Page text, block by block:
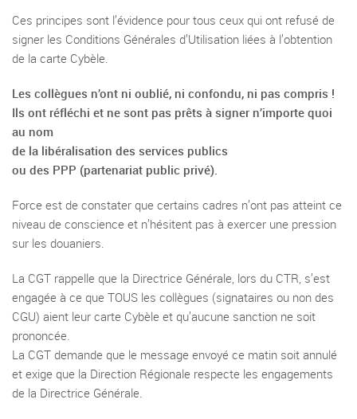
Ces principes sont l’évidence pour tous ceux qui ont refusé de
signer les Conditions Générales d’Utilisation liées à l’obtention
de la carte Cybèle.
Les collègues n’ont ni oublié, ni confondu, ni pas compris !
Ils ont réfléchi et ne sont pas prêts à signer n’importe quoi
au nom
de la libéralisation des services publics
ou des PPP (partenariat public privé).
Force est de constater que certains cadres n’ont pas atteint ce
niveau de conscience et n’hésitent pas à exercer une pression
sur les douaniers.
La CGT rappelle que la Directrice Générale, lors du CTR, s’est
engagée à ce que TOUS les collègues (signataires ou non des
CGU) aient leur carte Cybèle et qu’aucune sanction ne soit
prononcée.
La CGT demande que le message envoyé ce matin soit annulé
et exige que la Direction Régionale respecte les engagements
de la Directrice Générale.